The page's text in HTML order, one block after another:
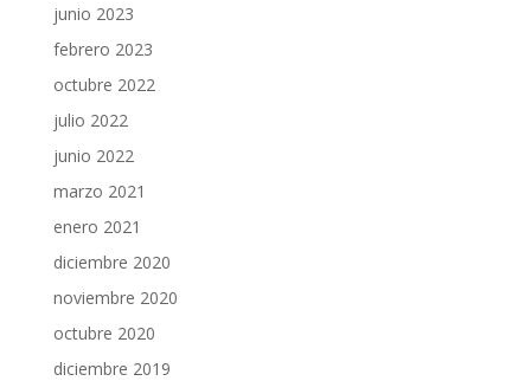
junio 2023
febrero 2023
octubre 2022
julio 2022
junio 2022
marzo 2021
enero 2021
diciembre 2020
noviembre 2020
octubre 2020
diciembre 2019